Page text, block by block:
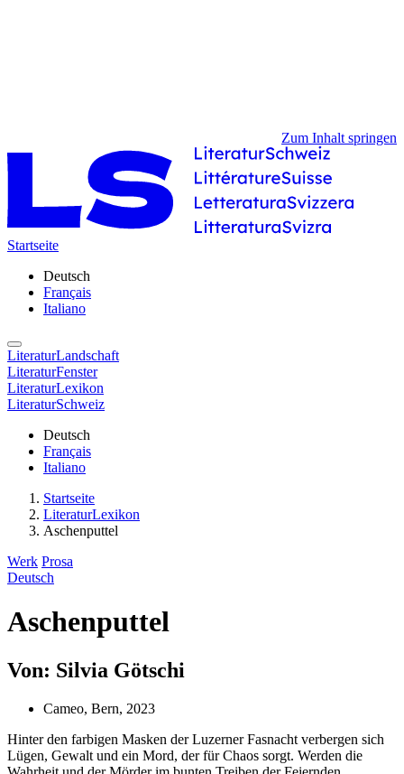
Zum Inhalt springen
Startseite
Deutsch
Français
Italiano
LiteraturLandschaft
LiteraturFenster
LiteraturLexikon
LiteraturSchweiz
Deutsch
Français
Italiano
Startseite
LiteraturLexikon
Aschenputtel
Werk Prosa
Deutsch
Aschenputtel
Von: Silvia Götschi
Cameo, Bern, 2023
Hinter den farbigen Masken der Luzerner Fasnacht verbergen sich
Lügen, Gewalt und ein Mord, der für Chaos sorgt. Werden die